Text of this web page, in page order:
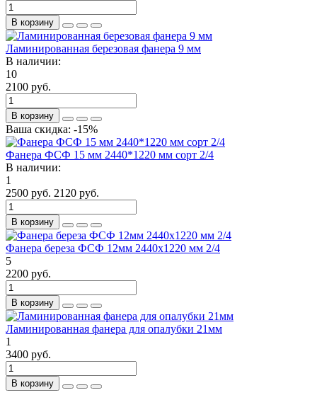
В корзину
Ламинированная березовая фанера 9 мм
В наличии:
10
2100 руб.
В корзину
Ваша скидка: -15%
Фанера ФСФ 15 мм 2440*1220 мм сорт 2/4
В наличии:
1
2500 руб. 2120 руб.
В корзину
Фанера береза ФСФ 12мм 2440x1220 мм 2/4
5
2200 руб.
В корзину
Ламинированная фанера для опалубки 21мм
1
3400 руб.
В корзину